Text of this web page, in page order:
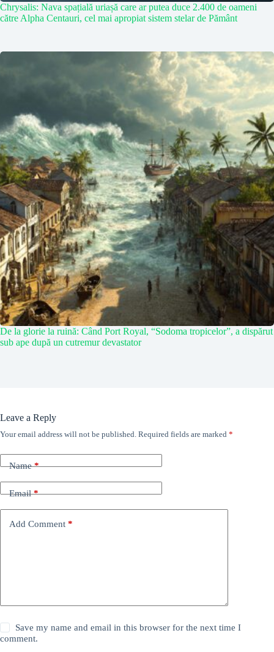
Chrysalis: Nava spațială uriașă care ar putea duce 2.400 de oameni
către Alpha Centauri, cel mai apropiat sistem stelar de Pământ
De la glorie la ruină: Când Port Royal, “Sodoma tropicelor”, a dispărut
sub ape după un cutremur devastator
Leave a Reply
Your email address will not be published. Required fields are marked *
Name*
Email*
Add Comment *
Save my name and email in this browser for the next time I
comment.